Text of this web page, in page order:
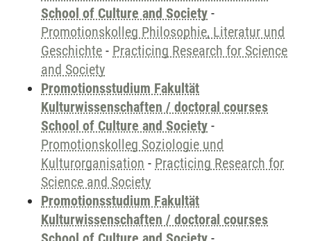
School of Culture and Society -
Promotionskolleg Philosophie, Literatur und
Geschichte - Practicing Research for Science
and Society
Promotionsstudium Fakultät
Kulturwissenschaften / doctoral courses
School of Culture and Society -
Promotionskolleg Soziologie und
Kulturorganisation - Practicing Research for
Science and Society
Promotionsstudium Fakultät
Kulturwissenschaften / doctoral courses